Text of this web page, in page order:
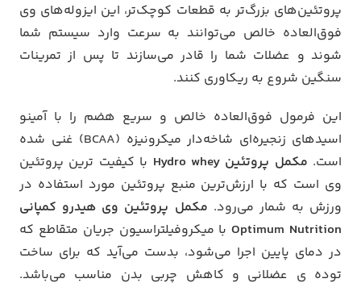
پروتئین‌های بزرگ‌تر به قطعات کوچک‌تر، این ایزوله‌های وی
فوق‌العاده خالص می‌توانند به سرعت وارد سیستم شما
شوند و عضلات شما را قادر می‌سازند تا پس از تمرینات
سنگین شروع به ریکاوری کنند.
این فرمول فوق‌العاده خالص و سریع هضم را با آمینو
اسیدهای زنجیره‌ای شاخه‌دار میکرونیزه (BCAA) غنی شده
است. مکمل پروتئین Hydro whey
با کیفیت ترین پروتئین
وی است که با ارزش‌ترین منبع پروتئین مورد استفاده در
ورزش به شمار می‌رود. مکمل پروتئین وی هیدرو کمپانی
Optimum Nutritionبا میکروفیلتراسیون جریان متقاطع که
در دمای پایین اجرا می‌شود، بدست می‌آید که برای ساخت
توده ی عضلانی و کاهش چربی بدن مناسب می‌باشد.